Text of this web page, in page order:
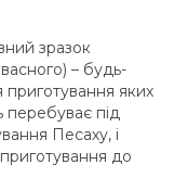
зразок
– будь-
приготування яких
під
Песаху, і
до